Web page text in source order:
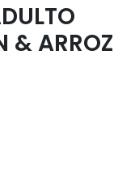
& ARROZ